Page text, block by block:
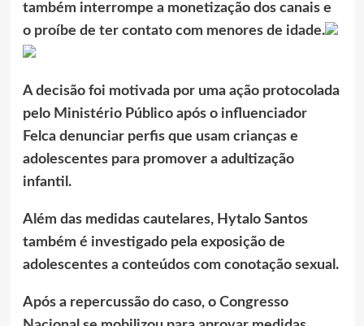
também interrompe a monetização dos canais e
o proíbe de ter contato com menores de idade.
A decisão foi motivada por uma ação protocolada
pelo Ministério Público após o influenciador
Felca denunciar perfis que usam crianças e
adolescentes para promover a adultização
infantil.
Além das medidas cautelares, Hytalo Santos
também é investigado pela exposição de
adolescentes a conteúdos com conotação sexual.
Após a repercussão do caso, o Congresso